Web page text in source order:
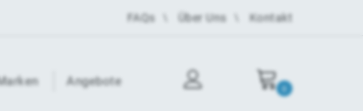
FAQs Über Uns Kontakt
Angebote